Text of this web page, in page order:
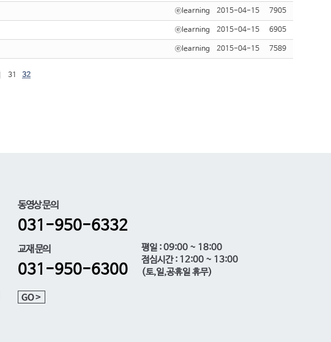
ⓔlearning 2015-04-15 7905
ⓔlearning 2015-04-15 6905
ⓔlearning 2015-04-15 7589
31 32
동영상 문의
031-950-6332
교재 문의
031-950-6300
평일 : 09:00 ~ 18:00
점심시간 : 12:00 ~ 13:00
(토,일,공휴일 휴무)